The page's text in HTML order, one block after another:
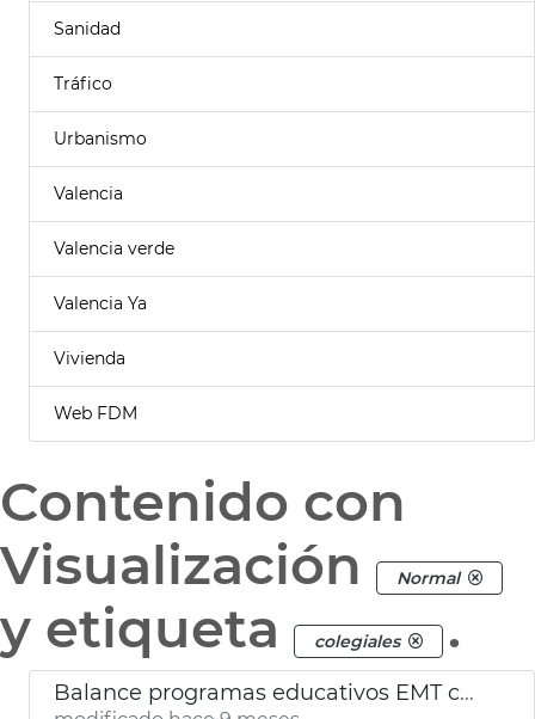
Sanidad
Tráfico
Urbanismo
Valencia
Valencia verde
Valencia Ya
Vivienda
Web FDM
Contenido con
Visualización
Normal
y etiqueta colegiales .
Balance programas educativos EMT curso 2024-25